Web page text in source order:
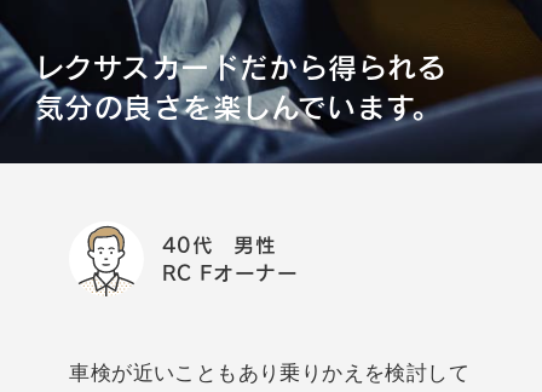
レクサスカードだから得られる
気分の良さを楽しんでいます。
40代 男性
RC Fオーナー
車検が近いこともあり乗りかえを検討して